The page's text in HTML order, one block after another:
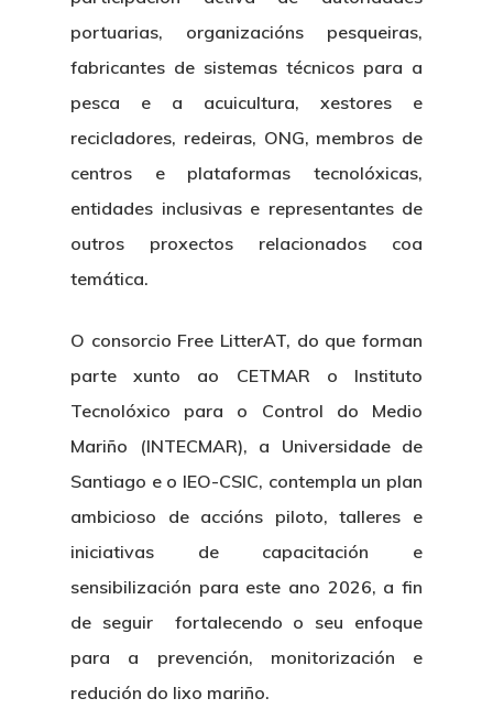
portuarias, organizacións pesqueiras,
fabricantes de sistemas técnicos para a
pesca e a acuicultura, xestores e
recicladores, redeiras, ONG, membros de
centros e plataformas tecnolóxicas,
entidades inclusivas e representantes de
outros proxectos relacionados coa
temática.
O consorcio Free LitterAT, do que forman
parte xunto ao CETMAR o Instituto
Tecnolóxico para o Control do Medio
Mariño (INTECMAR), a Universidade de
Santiago e o IEO-CSIC, contempla un plan
ambicioso de accións piloto, talleres e
iniciativas de capacitación e
sensibilización para este ano 2026, a fin
de seguir fortalecendo o seu enfoque
para a prevención, monitorización e
redución do lixo mariño.